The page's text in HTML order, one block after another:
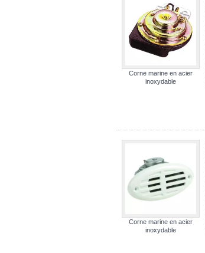
Corne marine en acier
inoxydable
Corne marine en acier
inoxydable